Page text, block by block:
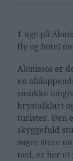
1 uge på
fly og hotel
Alonissos er
en
smukke
krystalklart
turister. Øen
skyggefuld
søger store
ned, er her et